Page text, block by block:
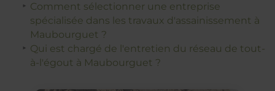
Comment sélectionner une entreprise
spécialisée dans les travaux d'assainissement à
Maubourguet ?
Qui est chargé de l'entretien du réseau de tout-
à-l'égout à Maubourguet ?